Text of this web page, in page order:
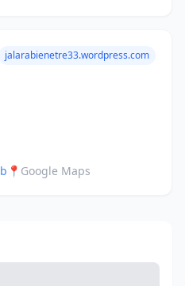
jalarabienetre33.wordpress.com
📍 Google Maps